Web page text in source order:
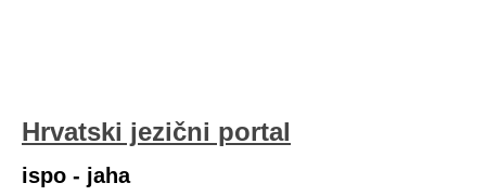
Hrvatski jezični portal
ispo - jaha